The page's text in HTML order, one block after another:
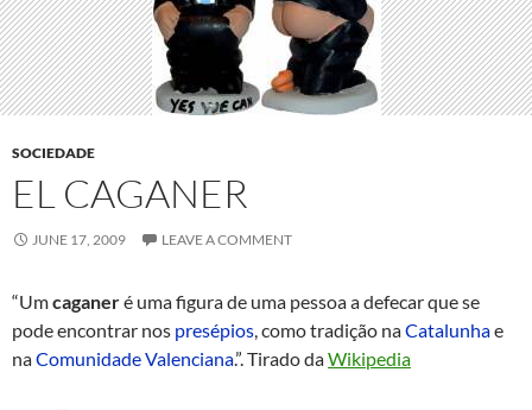
SOCIEDADE
EL CAGANER
JUNE 17, 2009 LEAVE A COMMENT
“Umcaganeré uma figura de uma pessoa a defecar que se
pode encontrar nos presépios, como tradição naCatalunhae
naComunidade Valenciana.”. Tirado daWikipedia